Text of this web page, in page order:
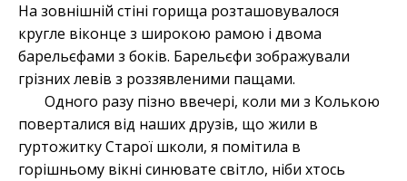
На зовнішній стіні горища розташовувалося
кругле віконце з широкою рамою і двома
барельєфами з боків. Барельєфи зображували
грізних левів з роззявленими пащами.
Одного разу пізно ввечері, коли ми з Колькою
поверталися від наших друзів, що жили в
гуртожитку Старої школи, я помітила в
горішньому вікні синювате світло, ніби хтось